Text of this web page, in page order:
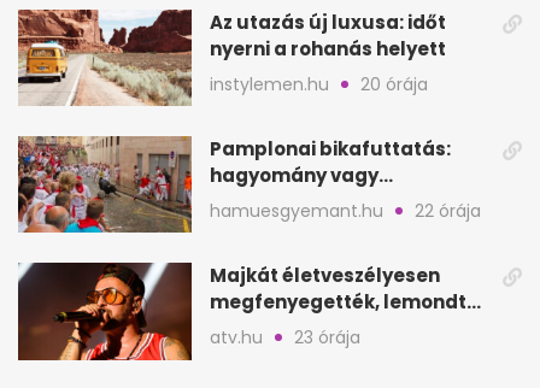
Az utazás új luxusa: időt
nyerni a rohanás helyett
instylemen.hu 20 órája
Pamplonai bikafuttatás:
hagyomány vagy
értelmetlen vérontás?
hamuesgyemant.hu 22 órája
Majkát életveszélyesen
megfenyegették, lemondta
a sepsiszentgyörgyi
atv.hu 23 órája